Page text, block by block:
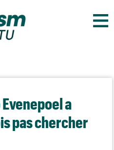
≡
Evenepoel a
pas chercher